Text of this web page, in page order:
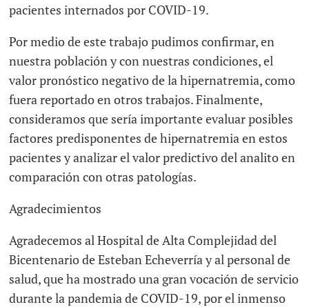
pacientes internados por COVID-19.
Por medio de este trabajo pudimos confirmar, en
nuestra población y con nuestras condiciones, el
valor pronóstico negativo de la hipernatremia, como
fuera reportado en otros trabajos. Finalmente,
consideramos que sería importante evaluar posibles
factores predisponentes de hipernatremia en estos
pacientes y analizar el valor predictivo del analito en
comparación con otras patologías.
Agradecimientos
Agradecemos al Hospital de Alta Complejidad del
Bicentenario de Esteban Echeverría y al personal de
salud, que ha mostrado una gran vocación de servicio
durante la pandemia de COVID-19, por el inmenso